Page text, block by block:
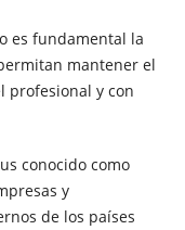
es fundamental la
mantener el
profesional y con
conocido como
y
de los países